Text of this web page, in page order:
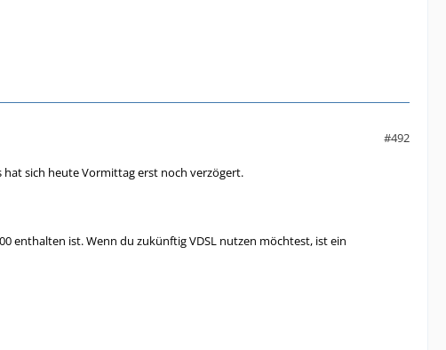
#492
sich heute Vormittag erst noch verzögert.
enthalten ist. Wenn du zukünftig VDSL nutzen möchtest, ist ein